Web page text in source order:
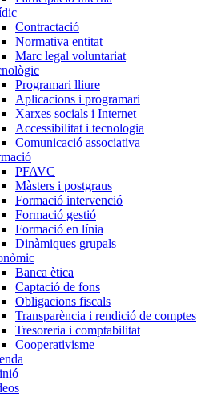
Contractació
Normativa entitat
Marc legal voluntariat
Programari lliure
Aplicacions i programari
Xarxes socials i Internet
Accessibilitat i tecnologia
Comunicació associativa
PFAVC
Màsters i postgraus
Formació intervenció
Formació gestió
Formació en línia
Dinàmiques grupals
Banca ètica
Captació de fons
Obligacions fiscals
Transparència i rendició de comptes
Tresoreria i comptabilitat
Cooperativisme